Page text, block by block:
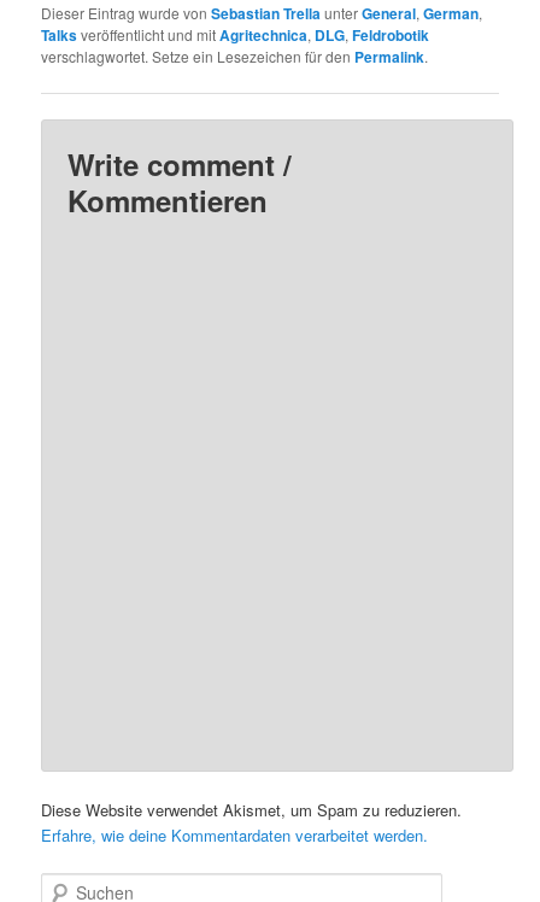
Dieser Eintrag wurde vonSebastian Trella unterGeneral,German,
Talksveröffentlicht und mitAgritechnica, DLG,Feldrobotik
verschlagwortet. Setze ein Lesezeichen für den Permalink.
Write comment /
Kommentieren
Diese Website verwendet Akismet, um Spam zu reduzieren.
Erfahre, wie deine Kommentardaten verarbeitet werden.